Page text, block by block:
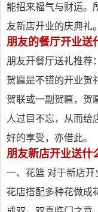
能招来福气与财运。
友新店开业的庆典礼。
朋友的餐厅开业送
朋友开餐厅送礼推荐
贺匾是不错的开业贺
贺联或一副贺匾，贺
人过目不忘，从而给
好的享受，亦借此。
朋友新店开业送什
一、花篮 对于新店
花店搭配多种花做成